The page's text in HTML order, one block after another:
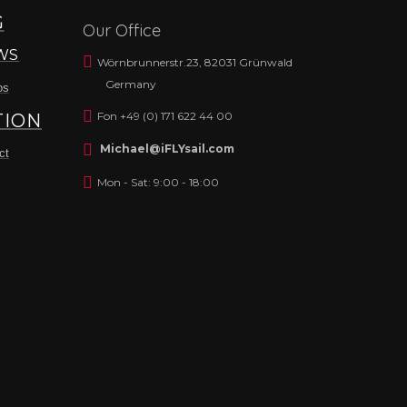
Our Office
Wörnbrunnerstr.23, 82031 Grünwald
Germany
Fon +49 (0) 171 622 44 00
Michael@iFLYsail.com
Mon - Sat: 9:00 - 18:00